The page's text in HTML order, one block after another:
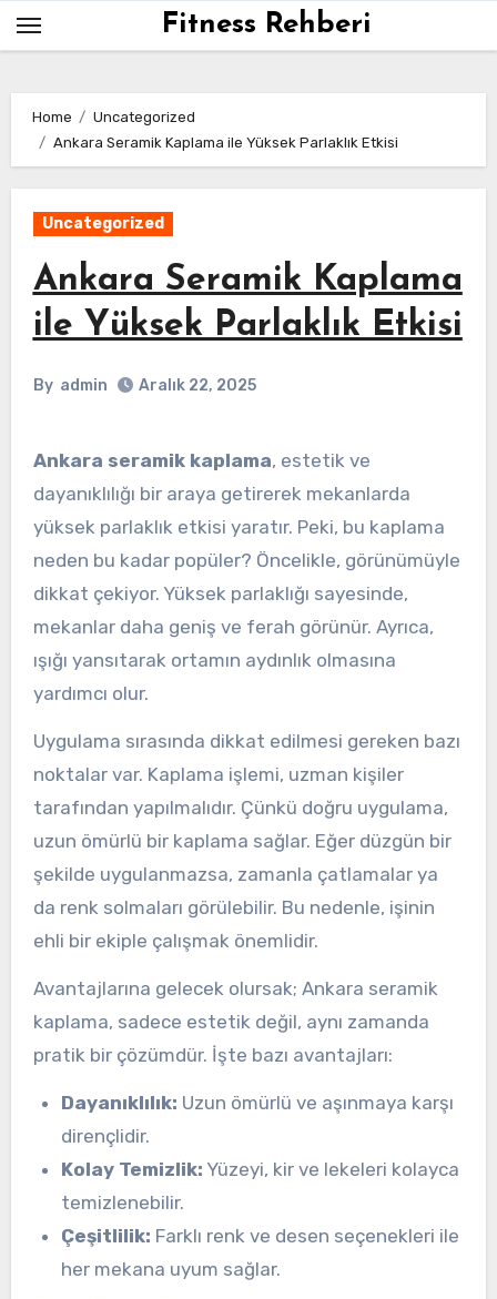
Skip
to
Fitness Rehberi
Home
Uncategorized
Ankara Seramik Kaplama ile Yüksek Parlaklık Etkisi
Uncategorized
Ankara Seramik Kaplama
ile Yüksek Parlaklık Etkisi
By admin Aralık 22, 2025
Ankara seramik kaplama, estetik ve
dayanıklılığı bir araya getirerek mekanlarda
yüksek parlaklık etkisi yaratır. Peki, bu kaplama
neden bu kadar popüler? Öncelikle, görünümüyle
dikkat çekiyor. Yüksek parlaklığı sayesinde,
mekanlar daha geniş ve ferah görünür. Ayrıca,
ışığı yansıtarak ortamın aydınlık olmasına
yardımcı olur.
Uygulama sırasında dikkat edilmesi gereken bazı
noktalar var. Kaplama işlemi, uzman kişiler
tarafından yapılmalıdır. Çünkü doğru uygulama,
uzun ömürlü bir kaplama sağlar. Eğer düzgün bir
şekilde uygulanmazsa, zamanla çatlamalar ya
da renk solmaları görülebilir. Bu nedenle, işinin
ehli bir ekiple çalışmak önemlidir.
Avantajlarına gelecek olursak; Ankara seramik
kaplama, sadece estetik değil, aynı zamanda
pratik bir çözümdür. İşte bazı avantajları:
Dayanıklılık: Uzun ömürlü ve aşınmaya karşı
dirençlidir.
Kolay Temizlik: Yüzeyi, kir ve lekeleri kolayca
temizlenebilir.
Çeşitlilik: Farklı renk ve desen seçenekleri ile
her mekana uyum sağlar.